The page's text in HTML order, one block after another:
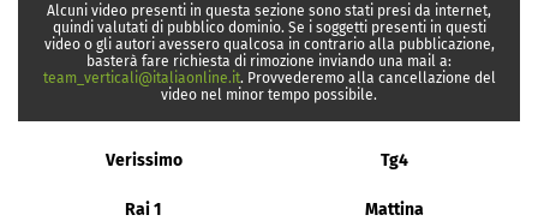
Alcuni video presenti in questa sezione sono stati presi da internet,
quindi valutati di pubblico dominio. Se i soggetti presenti in questi
video o gli autori avessero qualcosa in contrario alla pubblicazione,
basterà fare richiesta di rimozione inviando una mail a:
team_verticali@italiaonline.it. Provvederemo alla cancellazione del
video nel minor tempo possibile.
Verissimo Tg4
Rai 1 Mattina